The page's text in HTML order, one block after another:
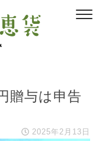
贈与は申告
2025年2月13日